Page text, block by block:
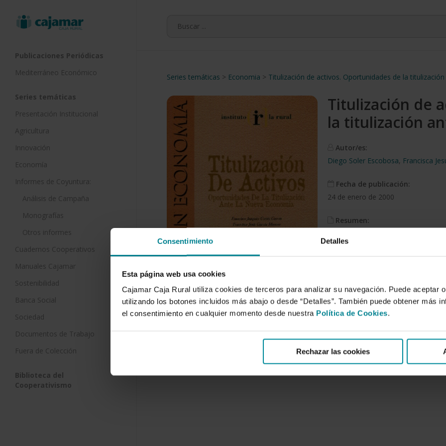
Consentimiento Detalles
Esta página web usa cookies
Cajamar Caja Rural utiliza cookies de terceros para analizar su navegación. Puede aceptar
utilizando los botones incluidos más abajo o desde “Detalles”. También puede obtener más
el consentimiento en cualquier momento desde nuestra Política de Cookies.
Rechazar las cookies
Publicaciones Periódicas
Mediterráneo Económico
Series temáticas
Presentación Institucional
Agricultura
Innovación
Economía
Informes de Coyuntura:
Análisis de Campaña
Monografías
Otros informes
Cuadernos Cooperativos
Manuales Cajamar
Sostenibilidad
Banca Social
Sociedad
Documentos de Trabajo
Fuera de Colección
Biblioteca del
Cooperativismo
Series temáticas > Economia > Titulización de activos. Oportunidades de la
Titulización de
la titulización
Autor/es:
Diego Soler Escobosa, Francisca
Fecha de publicación:
24 de enero de 2000
Resumen:
La titulización de activos
capitales, facilitando a las
financieros. Más concretamente,
de los balances, como apuntan los
definitiva, de una aportación de la
economía real.